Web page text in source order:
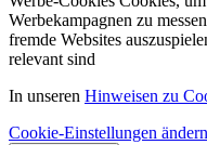
Werbekampagnen zu
fremde Websites
relevant sind
In unseren Hinweisen zu
Cookie-Einstellungen ändern